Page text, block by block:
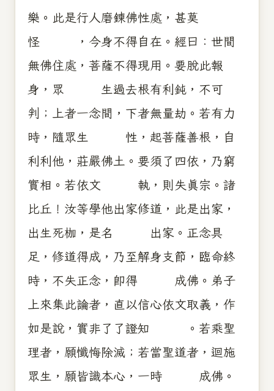
樂。此是行人磨鍊佛性處，甚莫
怪 ，今身不得自在。經曰：世間
無佛住處，菩薩不得現用。要脫此報
身，眾 生過去根有利鈍，不可
判；上者一念間，下者無量劫。若有力
時，隨眾生 性，起菩薩善根，自
利利他，莊嚴佛土。要須了四依，乃窮
實相。若依文 執，則失真宗。諸
比丘！汝等學他出家修道，此是出家，
出生死枷，是名 出家。正念具
足，修道得成，乃至解身支節，臨命終
時，不失正念，即得 成佛。弟子
上來集此論者，直以信心依文取義，作
如是說，實非了了證知 。若乘聖
理者，願懺悔除滅；若當聖道者，迴施
眾生，願皆識本心，一時 成佛。